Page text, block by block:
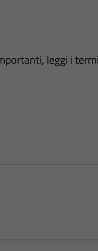
leggi i